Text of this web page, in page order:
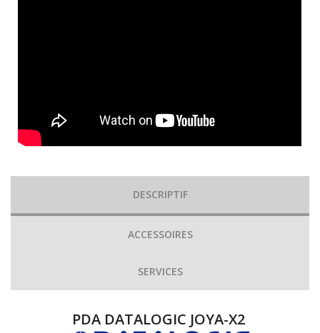
DESCRIPTIF
ACCESSOIRES
SERVICES
PDA DATALOGIC JOYA-X2